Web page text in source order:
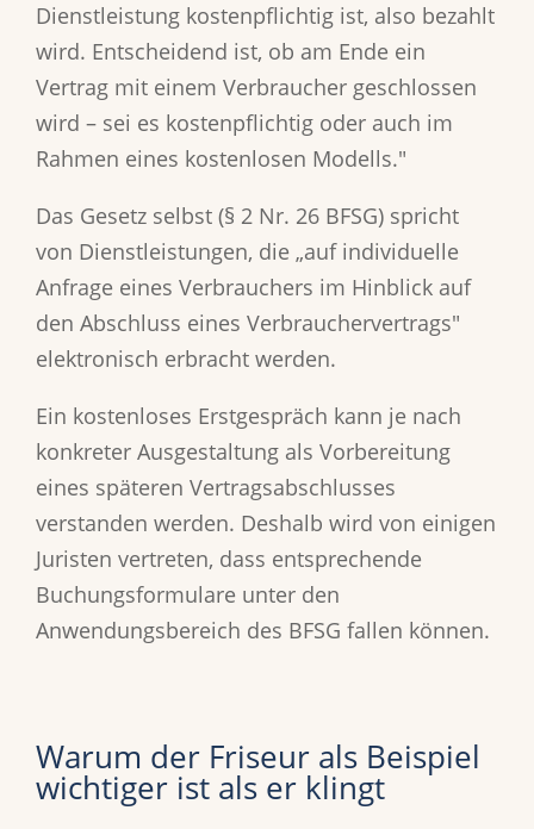
Dienstleistung kostenpflichtig ist, also bezahlt
wird. Entscheidend ist, ob am Ende ein
Vertrag mit einem Verbraucher geschlossen
wird – sei es kostenpflichtig oder auch im
Rahmen eines kostenlosen Modells."
Das Gesetz selbst (§ 2 Nr. 26 BFSG) spricht
von Dienstleistungen, die „auf individuelle
Anfrage eines Verbrauchers im Hinblick auf
den Abschluss eines Verbrauchervertrags"
elektronisch erbracht werden.
Ein kostenloses Erstgespräch kann je nach
konkreter Ausgestaltung als Vorbereitung
eines späteren Vertragsabschlusses
verstanden werden. Deshalb wird von einigen
Juristen vertreten, dass entsprechende
Buchungsformulare unter den
Anwendungsbereich des BFSG fallen können.
Warum der Friseur als Beispiel
wichtiger ist als er klingt